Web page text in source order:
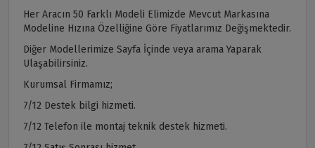
Her Aracın 50 Farklı Modeli Elimizde Mevcut Markasına
Modeline Hızına Özelliğine Göre Fiyatlarımız Değişmektedir.
Diğer Modellerimize Sayfa İçinde veya arama Yaparak
Ulaşabilirsiniz.
Kurumsal Firmamız;
7/12 Destek bilgi hizmeti.
7/12 Telefon ile montaj teknik destek hizmeti.